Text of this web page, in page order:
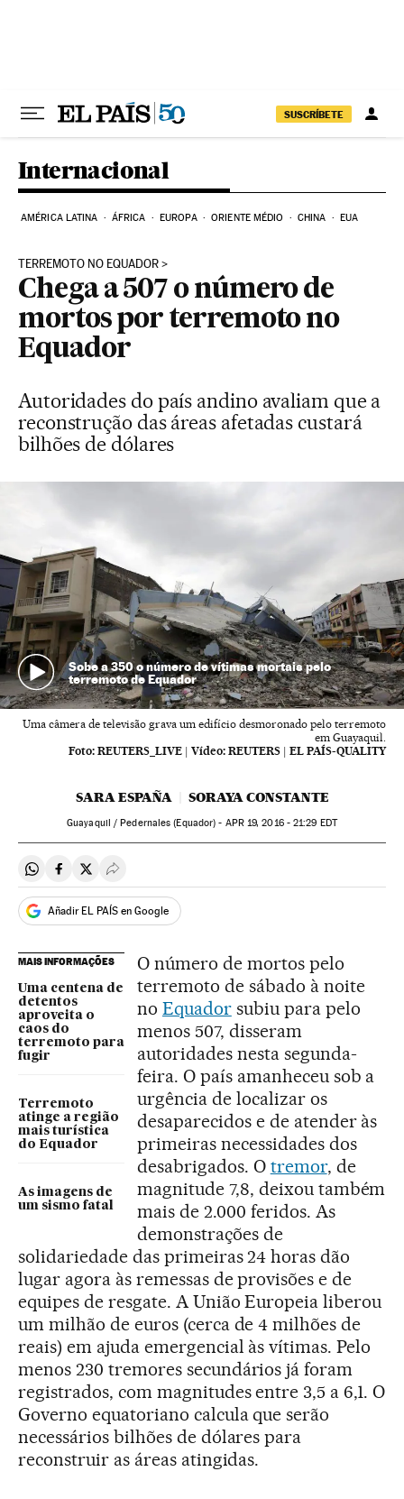
SUSCRÍBETE
Internacional
AMÉRICA LATINA ÁFRICA EUROPA ORIENTE MÉDIO CHINA EUA
TERREMOTO NO EQUADOR
Chega a 507 o número de
mortos por terremoto no
Equador
Autoridades do país andino avaliam que a
reconstrução das áreas afetadas custará
bilhões de dólares
Sobe a 350 o número de vítimas mortais pelo
terremoto de Equador
Uma câmera de televisão grava um edifício desmoronado pelo terremoto
em Guayaquil.
Foto: REUTERS_LIVE | Vídeo: REUTERS | EL PAÍS-QUALITY
SARA ESPAÑA SORAYA CONSTANTE
Guayaquil / Pedernales (Equador) - APR19, 2016 - 21:29 EDT
Compartir en Whatsapp
Compartir en Facebook
Compartir en Twitter
Desplegar Redes Sociales
Añadir EL PAÍS en Google
MAIS INFORMAÇÕES
Uma centena de
detentos
aproveita o
caos do
terremoto para
fugir
Terremoto
atinge a região
mais turística
do Equador
As imagens de
um sismo fatal
O número de mortos pelo
terremoto de sábado à noite
no Equadorsubiu para pelo
menos 507, disseram
autoridades nesta segunda-
feira. O país amanheceu sob a
urgência de localizar os
desaparecidos e de atender às
primeiras necessidades dos
desabrigados. O tremor, de
magnitude 7,8, deixou também
mais de 2.000 feridos. As
demonstrações de
solidariedade das primeiras 24 horas dão
lugar agora às remessas de provisões e de
equipes de resgate. A União Europeia liberou
um milhão de euros (cerca de 4 milhões de
reais) em ajuda emergencial às vítimas. Pelo
menos 230 tremores secundários já foram
registrados, com magnitudes entre 3,5 a 6,1. O
Governo equatoriano calcula que serão
necessários bilhões de dólares para
reconstruir as áreas atingidas.